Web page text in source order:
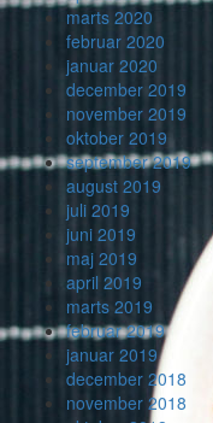
marts 2020
februar 2020
januar 2020
december 2019
november 2019
oktober 2019
september 2019
august 2019
juli 2019
juni 2019
maj 2019
april 2019
marts 2019
februar 2019
januar 2019
december 2018
november 2018